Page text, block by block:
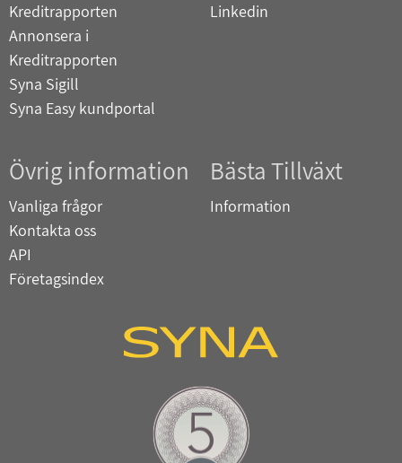
Kreditrapporten
Annonsera i
Kreditrapporten
Syna Sigill
Syna Easy kundportal
Linkedin
Övrig information
Vanliga frågor
Kontakta oss
API
Företagsindex
Bästa Tillväxt
Information